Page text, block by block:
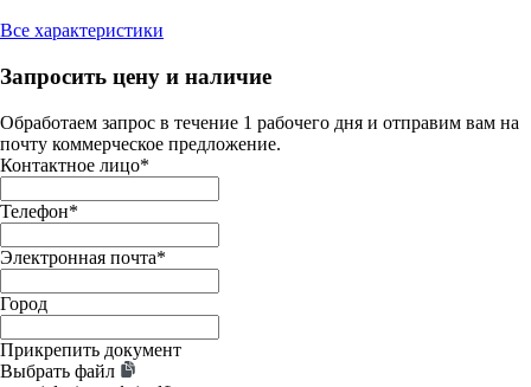
Все характеристики
Запросить цену и наличие
Обработаем запрос в течение 1 рабочего дня и отправим вам на
почту коммерческое предложение.
Контактное лицо*
Телефон*
Электронная почта*
Город
Прикрепить документ
Выбрать файл